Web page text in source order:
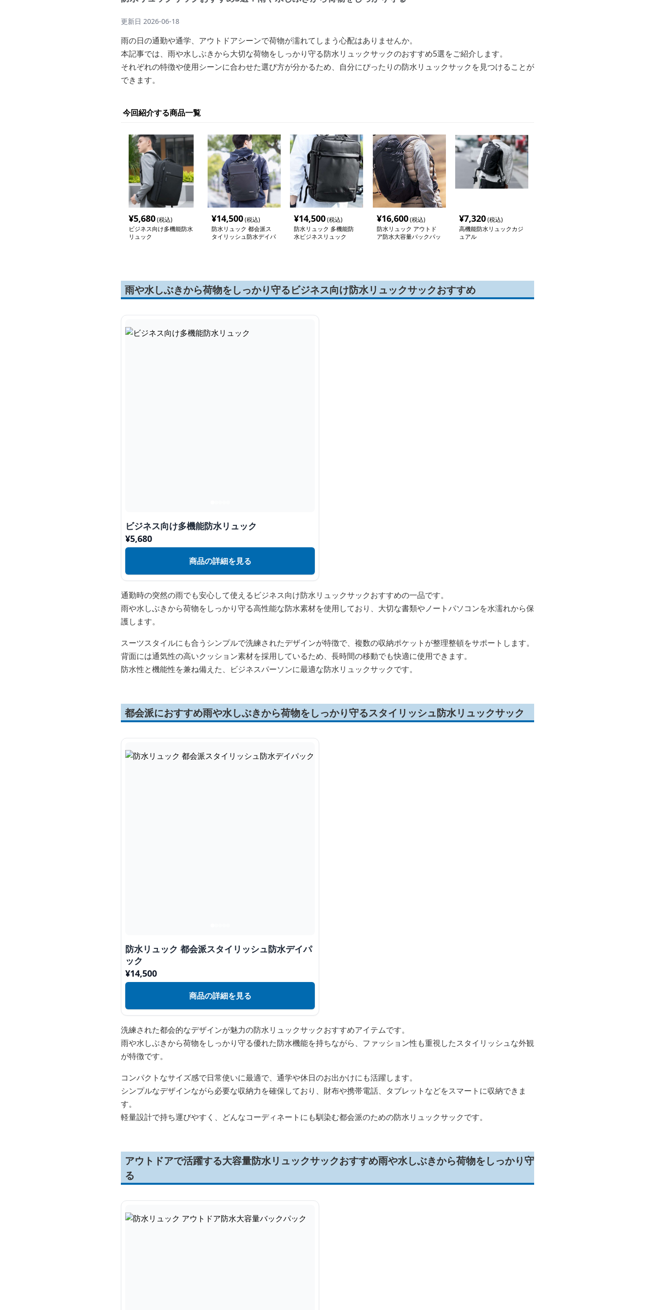
更新日 2026-06-18
雨の日の通勤や通学、アウトドアシーンで荷物が濡れてしまう心配はありませんか。
本記事では、雨や水しぶきから大切な荷物をしっかり守る防水リュックサックのおすすめ5選をご紹介します。
それぞれの特徴や使用シーンに合わせた選び方が分かるため、自分にぴったりの防水リュックサックを見つけることが
できます。
今回紹介する商品一覧
¥5,680(税込)
ビジネス向け多機能防水
リュック
¥14,500(税込)
防水リュック 都会派ス
タイリッシュ防水デイパ
¥14,500(税込)
防水リュック 多機能防
水ビジネスリュック
¥16,600(税込)
防水リュック アウトド
ア防水大容量バックパッ
¥7,320(税込)
高機能防水リュックカジ
ュアル
雨や水しぶきから荷物をしっかり守るビジネス向け防水リュックサックおすすめ
ビジネス向け多機能防水リュック
¥5,680
商品の詳細を見る
通勤時の突然の雨でも安心して使えるビジネス向け防水リュックサックおすすめの一品です。
雨や水しぶきから荷物をしっかり守る高性能な防水素材を使用しており、大切な書類やノートパソコンを水濡れから保
護します。
スーツスタイルにも合うシンプルで洗練されたデザインが特徴で、複数の収納ポケットが整理整頓をサポートします。
背面には通気性の高いクッション素材を採用しているため、長時間の移動でも快適に使用できます。
防水性と機能性を兼ね備えた、ビジネスパーソンに最適な防水リュックサックです。
都会派におすすめ雨や水しぶきから荷物をしっかり守るスタイリッシュ防水リュックサック
防水リュック 都会派スタイリッシュ防水デイパ
ック
¥14,500
商品の詳細を見る
洗練された都会的なデザインが魅力の防水リュックサックおすすめアイテムです。
雨や水しぶきから荷物をしっかり守る優れた防水機能を持ちながら、ファッション性も重視したスタイリッシュな外観
が特徴です。
コンパクトなサイズ感で日常使いに最適で、通学や休日のお出かけにも活躍します。
シンプルなデザインながら必要な収納力を確保しており、財布や携帯電話、タブレットなどをスマートに収納できま
す。
軽量設計で持ち運びやすく、どんなコーディネートにも馴染む都会派のための防水リュックサックです。
アウトドアで活躍する大容量防水リュックサックおすすめ雨や水しぶきから荷物をしっかり守
る